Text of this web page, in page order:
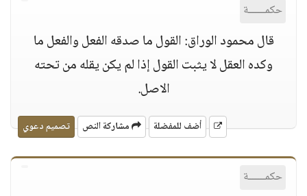
حكمــــــة
قال محمود الوراق: القول ما صدقه الفعل والفعل ما
وكده العقل لا يثبت القول إذا لم يكن يقله من تحته
الاصل.
أضف للمفضلة مشاركة النص تصميم دعوي
حكمــــــة